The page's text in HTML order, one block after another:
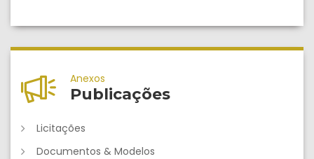
Anexos
Publicações
Licitações
Documentos & Modelos